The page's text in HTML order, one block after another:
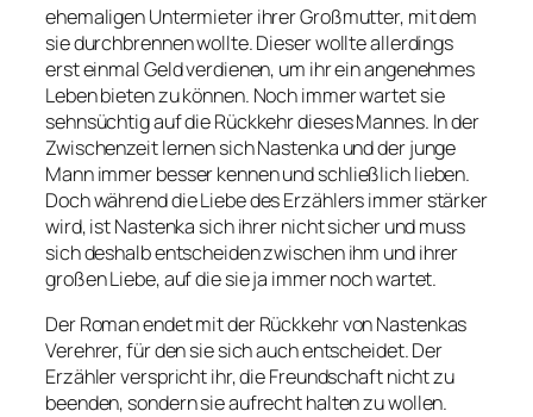
ehemaligen Untermieter ihrer Großmutter, mit dem
sie durchbrennen wollte. Dieser wollte allerdings
erst einmal Geld verdienen, um ihr ein angenehmes
Leben bieten zu können. Noch immer wartet sie
sehnsüchtig auf die Rückkehr dieses Mannes. In der
Zwischenzeit lernen sich Nastenka und der junge
Mann immer besser kennen und schließlich lieben.
Doch während die Liebe des Erzählers immer stärker
wird, ist Nastenka sich ihrer nicht sicher und muss
sich deshalb entscheiden zwischen ihm und ihrer
großen Liebe, auf die sie ja immer noch wartet.
Der Roman endet mit der Rückkehr von Nastenkas
Verehrer, für den sie sich auch entscheidet. Der
Erzähler verspricht ihr, die Freundschaft nicht zu
beenden, sondern sie aufrecht halten zu wollen.